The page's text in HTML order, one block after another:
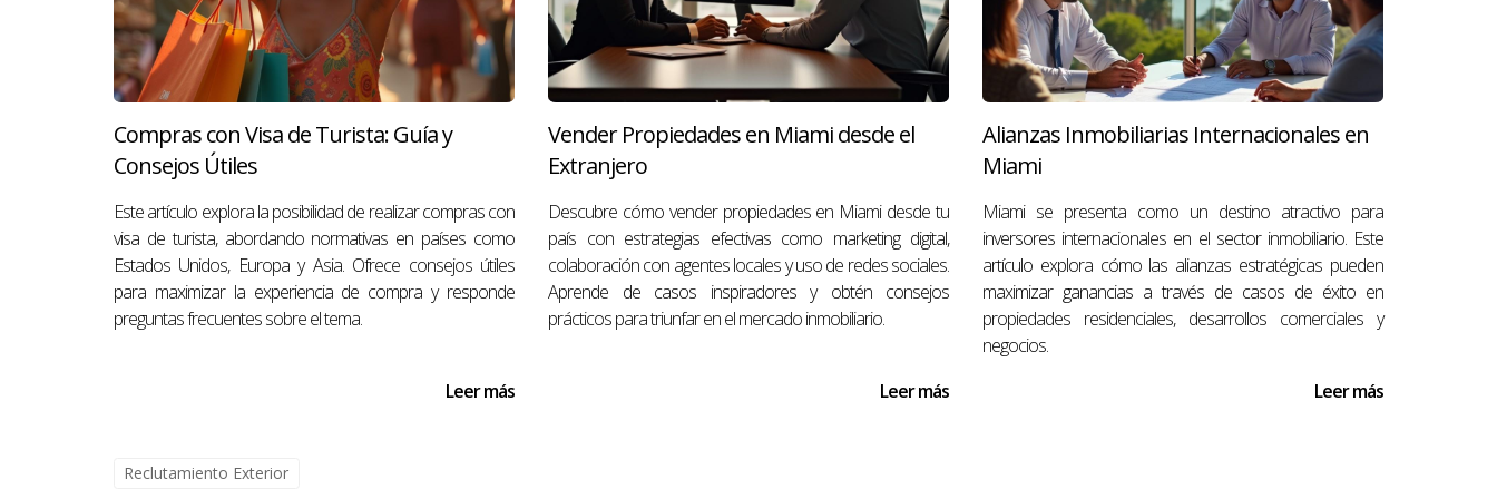
PREGUNTAS FRECUENTES
¿Cuánto tiempo toma vender una propiedad?
El tiempo necesario para vender una propiedad puede variar según varios factores como la ubicación, el precio y las condiciones del mercado actual.
Sin embargo, con una buena estrategia y apoyo profesional, muchas propiedades se venden dentro de unas pocas semanas.
¿Qué documentos necesito para vender mi casa?
Generalmente necesitarás documentos como el título de propiedad, informes fiscales recientes y cualquier documento relacionado con reparaciones
o mejoras realizadas en la casa.
¿Es necesario hacer reparaciones antes de vender?
No siempre es necesario hacer reparaciones significativas, pero pequeñas mejoras pueden aumentar significativamente el atractivo y valor
Trabajar con un agente inmobiliario te ayudará a realizar un análisis comparativo del mercado (CMA) para establecer un precio justo basado en
Compras con Visa de Turista: Guía y
Consejos Útiles
Este artículo explora la posibilidad de realizar compras con
visa de turista, abordando normativas en países como
Estados Unidos, Europa y Asia. Ofrece consejos útiles
para maximizar la experiencia de compra y responde
preguntas frecuentes sobre el tema.
Leer más
Vender Propiedades en Miami desde el
Extranjero
Descubre cómo vender propiedades en Miami desde tu
país con estrategias efectivas como marketing digital,
colaboración con agentes locales y uso de redes sociales.
Aprende de casos inspiradores y obtén consejos
prácticos para triunfar en el mercado inmobiliario.
Leer más
Alianzas Inmobiliarias Internacionales en
Miami
Miami se presenta como un destino atractivo para
inversores internacionales en el sector inmobiliario. Este
artículo explora cómo las alianzas estratégicas pueden
maximizar ganancias a través de casos de éxito en
propiedades residenciales, desarrollos comerciales y
negocios.
Leer más
Reclutamiento Exterior